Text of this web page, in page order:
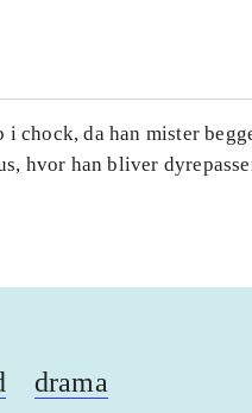
chock, da han mister
hvor han bliver
drama